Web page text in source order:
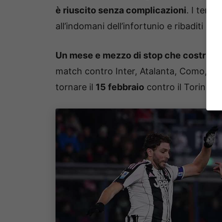
è riuscito senza complicazioni. I
all’indomani dell’infortunio e ribaditi
Un mese e mezzo di stop che
match contro Inter, Atalanta, Como,
tornare il 15 febbraio contro il Torino,